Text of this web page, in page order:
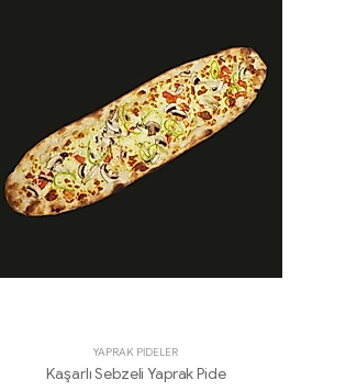
YAPRAK PİDELER
Kaşarlı Sebzeli Yaprak Pide